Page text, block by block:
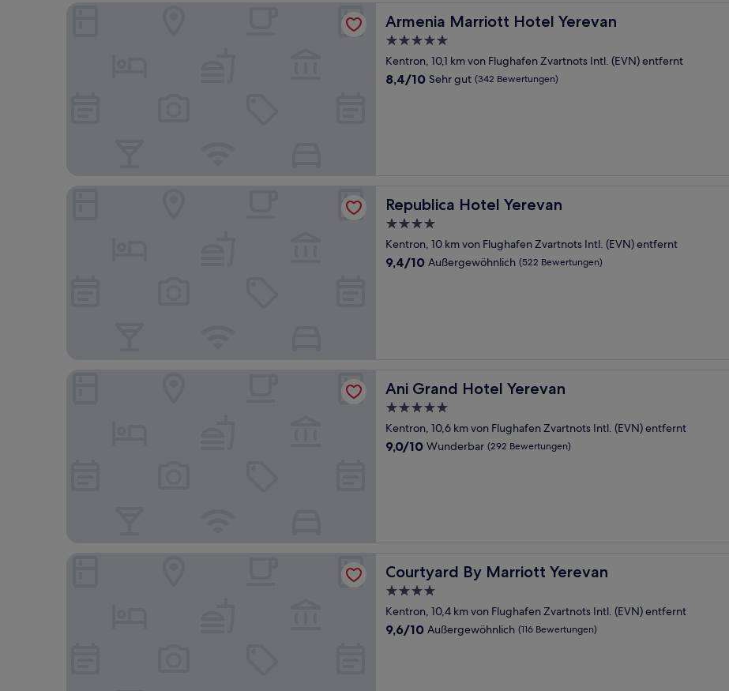
Armenia Marriott Hotel Yerevan
Armenia Marriott Hotel Yerevan
5.0-
Sterne-
Unterkunft
Kentron, 10,1 km von Flughafen Zvartnots Intl. (EVN) entfernt
8.4
8,4/10 Sehr gut (342 Bewertungen)
Armenia Marriott Hotel Yerevan
Republica Hotel Yerevan
Republica Hotel Yerevan
4.0-
Sterne-
Unterkunft
Kentron, 10 km von Flughafen Zvartnots Intl. (EVN) entfernt
9.4
9,4/10 Außergewöhnlich (522 Bewertungen)
Ani Grand Hotel Yerevan
Ani Grand Hotel Yerevan
5.0-
Sterne-
Unterkunft
Kentron, 10,6 km von Flughafen Zvartnots Intl. (EVN) entfernt
9.0
9,0/10 Wunderbar (292 Bewertungen)
Ani Grand Hotel Yerevan
Courtyard By Marriott Yerevan
Courtyard By Marriott Yerevan
4.0-
Sterne-
Unterkunft
Kentron, 10,4 km von Flughafen Zvartnots Intl. (EVN) entfernt
9.6
9,6/10 Außergewöhnlich (116 Bewertungen)